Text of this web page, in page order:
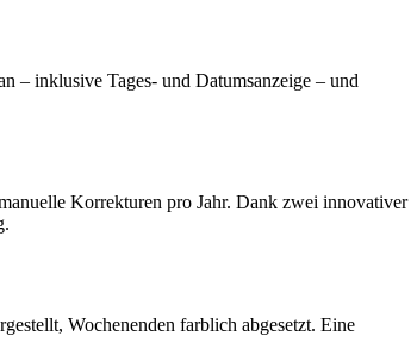
– inklusive Tages- und Datumsanzeige – und
Korrekturen pro Jahr. Dank zwei innovativer
Wochenenden farblich abgesetzt. Eine